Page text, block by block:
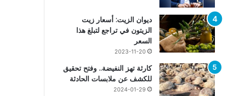
ديوان الزيت: أسعار زيت
الزيتون في تراجع لتبلغ هذا
السعر
2023-11-20
كارثة تهز النفيضة.. وفتح تحقيق
للكشف عن ملابسات الحادثة
2024-01-29